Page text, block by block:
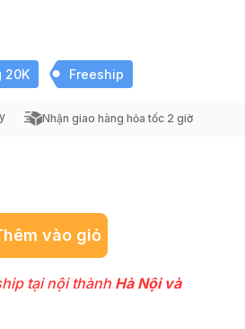
20K Freeship
Nhận giao hàng hỏa tốc 2 giờ
vào giỏ
tại nội thành Hà Nội và